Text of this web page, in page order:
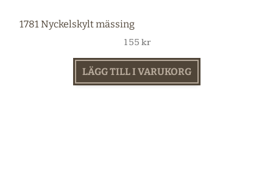
1781 Nyckelskylt mässing
155 kr
LÄGG TILL I VARUKORG